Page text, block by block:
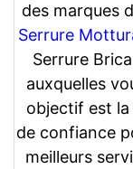
des marques
Serrure
Serrure
auxquelles
objectif est
de confiance
meilleurs